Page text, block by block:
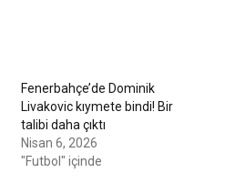
Fenerbahçe’de Dominik
Livakovic kıymete bindi! Bir
talibi daha çıktı
Nisan 6, 2026
"Futbol" içinde